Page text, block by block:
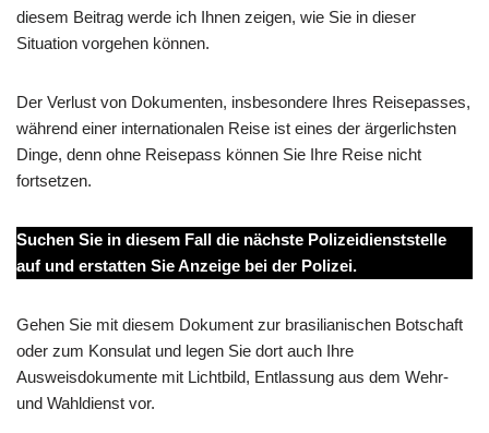
diesem Beitrag werde ich Ihnen zeigen, wie Sie in dieser
Situation vorgehen können.
Der Verlust von Dokumenten, insbesondere Ihres Reisepasses,
während einer internationalen Reise ist eines der ärgerlichsten
Dinge, denn ohne Reisepass können Sie Ihre Reise nicht
fortsetzen.
Suchen Sie in diesem Fall die nächste Polizeidienststelle
auf und erstatten Sie Anzeige bei der Polizei.
Gehen Sie mit diesem Dokument zur brasilianischen Botschaft
oder zum Konsulat und legen Sie dort auch Ihre
Ausweisdokumente mit Lichtbild, Entlassung aus dem Wehr-
und Wahldienst vor.